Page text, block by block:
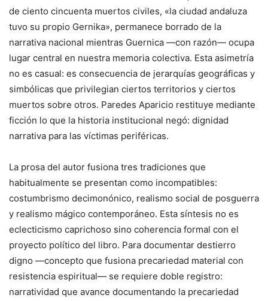
de ciento cincuenta muertos civiles, «la ciudad andaluza
tuvo su propio Gernika», permanece borrado de la
narrativa nacional mientras Guernica —con razón— ocupa
lugar central en nuestra memoria colectiva. Esta asimetría
no es casual: es consecuencia de jerarquías geográficas y
simbólicas que privilegian ciertos territorios y ciertos
muertos sobre otros. Paredes Aparicio restituye mediante
ficción lo que la historia institucional negó: dignidad
narrativa para las víctimas periféricas.
La prosa del autor fusiona tres tradiciones que
habitualmente se presentan como incompatibles:
costumbrismo decimonónico, realismo social de posguerra
y realismo mágico contemporáneo. Esta síntesis no es
eclecticismo caprichoso sino coherencia formal con el
proyecto político del libro. Para documentar destierro
digno —concepto que fusiona precariedad material con
resistencia espiritual— se requiere doble registro:
narratividad que avance documentando la precariedad